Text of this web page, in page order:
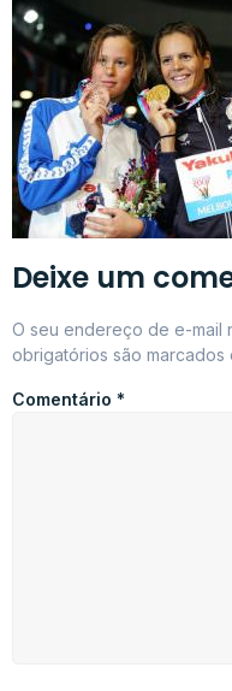
Deixe um
O seu endereço de e-mail
obrigatórios são marcados
Comentário *